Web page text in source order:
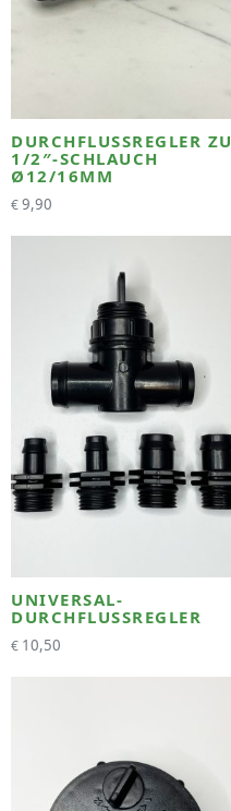
DURCHFLUSSREGLER ZU
1/2″-SCHLAUCH
Ø12/16MM
€9,90
UNIVERSAL-
DURCHFLUSSREGLER
€ 10,50